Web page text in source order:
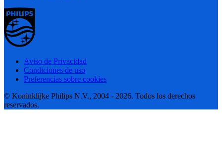
Aviso de Privacidad
Condiciones de uso
Preferencias sobre cookies
© Koninklijke Philips N.V., 2004 - 2026. Todos los derechos
reservados.